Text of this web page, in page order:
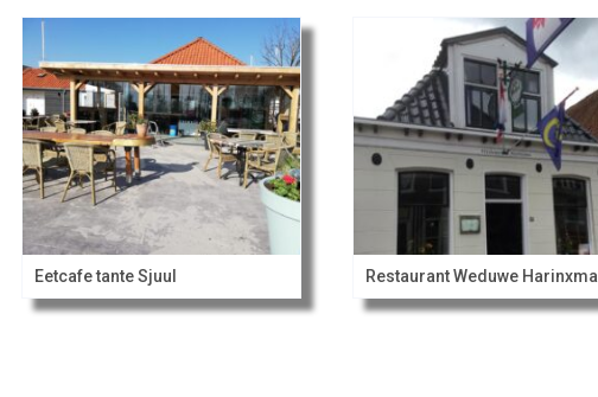
Eetcafe tante Sjuul Restaurant Weduwe Harinxma